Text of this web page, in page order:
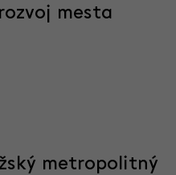
mesta
metropolitný